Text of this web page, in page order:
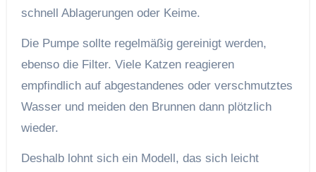
schnell Ablagerungen oder Keime.
Die Pumpe sollte regelmäßig gereinigt werden,
ebenso die Filter. Viele Katzen reagieren
empfindlich auf abgestandenes oder verschmutztes
Wasser und meiden den Brunnen dann plötzlich
wieder.
Deshalb lohnt sich ein Modell, das sich leicht